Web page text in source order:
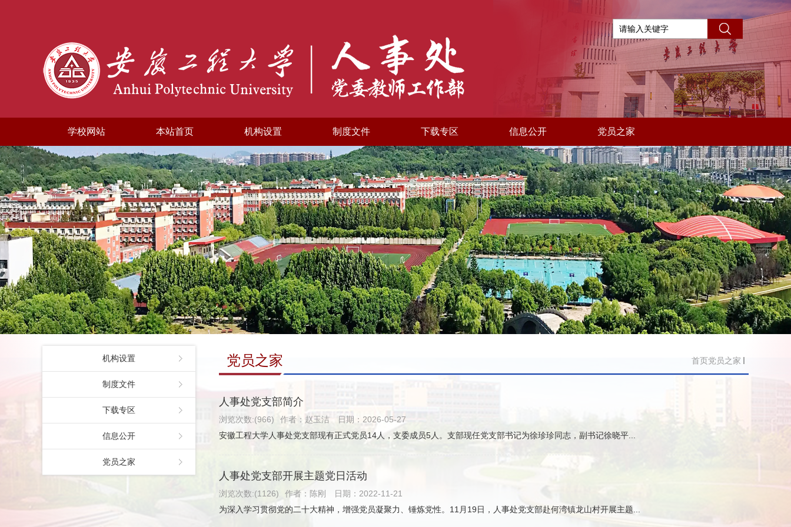
学校网站 本站首页 机构设置 制度文件 下载专区 信息公开 党员之家
机构设置
制度文件
下载专区
信息公开
党员之家
党员之家 首页党员之家
人事处党支部简介
浏览次数:(966) 作者：赵玉洁
日期：2026-05-27
​安徽工程大学人事处党支部现有正式党员14人，支委成员5人。支部现任党支部书记为徐珍珍同志，副书记徐晓平...
人事处党支部开展主题党日活动
浏览次数:(1126) 作者：陈刚
日期：2022-11-21
为深入学习贯彻党的二十大精神，增强党员凝聚力、锤炼党性。11月19日，人事处党支部赴何湾镇龙山村开展主题...